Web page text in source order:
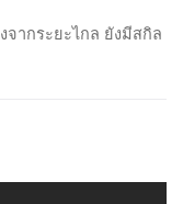
จากระยะไกล ยังมีสกิล